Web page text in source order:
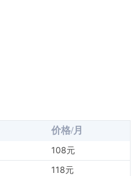
价格/月
108元
118元